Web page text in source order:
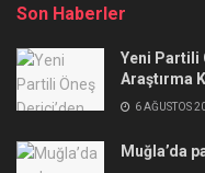
Son Haberler
Yeni Partili
Araştırma
6 AĞUSTOS
Muğla’da